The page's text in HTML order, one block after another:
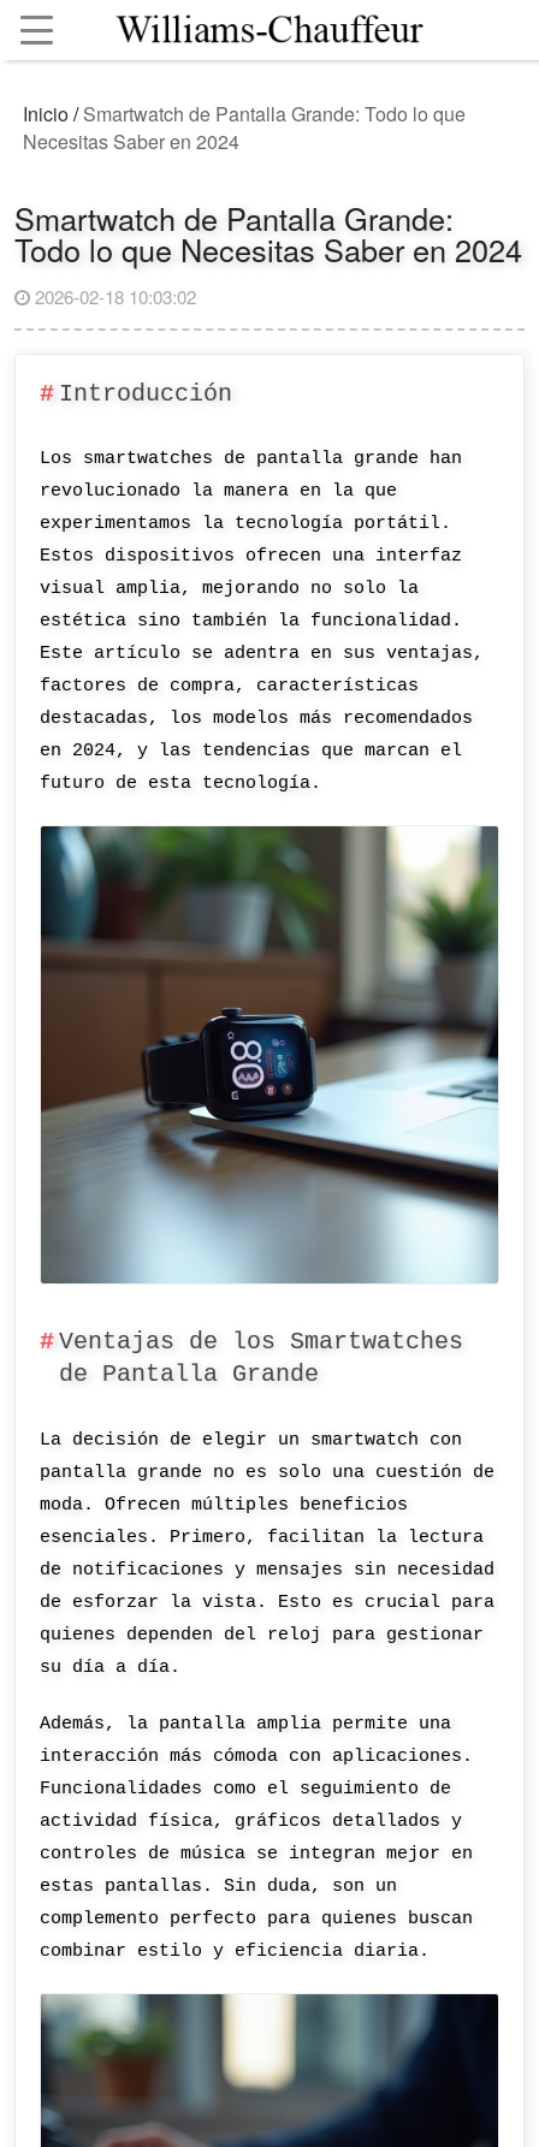
Inicio/Smartwatch de Pantalla Grande: Todo lo que
Necesitas Saber en 2024
Smartwatch de Pantalla Grande:
Todo lo que Necesitas Saber en 2024
2026-02-18 10:03:02
Introducción
Los smartwatches de pantalla grande han
revolucionado la manera en la que
experimentamos la tecnología portátil.
Estos dispositivos ofrecen una interfaz
visual amplia, mejorando no solo la
estética sino también la funcionalidad.
Este artículo se adentra en sus ventajas,
factores de compra, características
destacadas, los modelos más recomendados
en 2024, y las tendencias que marcan el
futuro de esta tecnología.
Ventajas de los Smartwatches
de Pantalla Grande
La decisión de elegir un smartwatch con
pantalla grande no es solo una cuestión de
moda. Ofrecen múltiples beneficios
esenciales. Primero, facilitan la lectura
de notificaciones y mensajes sin necesidad
de esforzar la vista. Esto es crucial para
quienes dependen del reloj para gestionar
su día a día.
Además, la pantalla amplia permite una
interacción más cómoda con aplicaciones.
Funcionalidades como el seguimiento de
actividad física, gráficos detallados y
controles de música se integran mejor en
estas pantallas. Sin duda, son un
complemento perfecto para quienes buscan
combinar estilo y eficiencia diaria.